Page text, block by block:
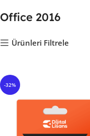
Office 2016
Ürünleri Filtrele
-32%